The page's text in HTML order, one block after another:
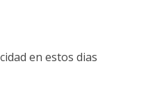
en estos dias